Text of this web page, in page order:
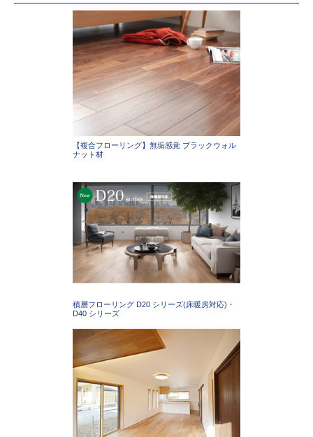
【複合フローリング】無垢感覚 ブラックウォル
ナット材
積層フローリング D20 シリーズ(床暖房対応)・
D40 シリーズ